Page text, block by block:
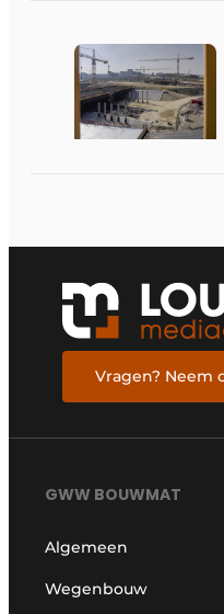
Vragen? Neem
GWW BOUWMAT
Algemeen
Wegenbouw